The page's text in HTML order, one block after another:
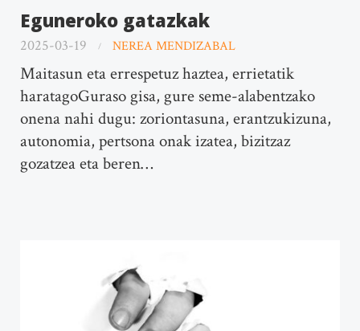
Eguneroko gatazkak
2025-03-19 NEREA MENDIZABAL
Maitasun eta errespetuz haztea, errietatik
haratagoGuraso gisa, gure seme-alabentzako
onena nahi dugu: zoriontasuna, erantzukizuna,
autonomia, pertsona onak izatea, bizitzaz
gozatzea eta beren…